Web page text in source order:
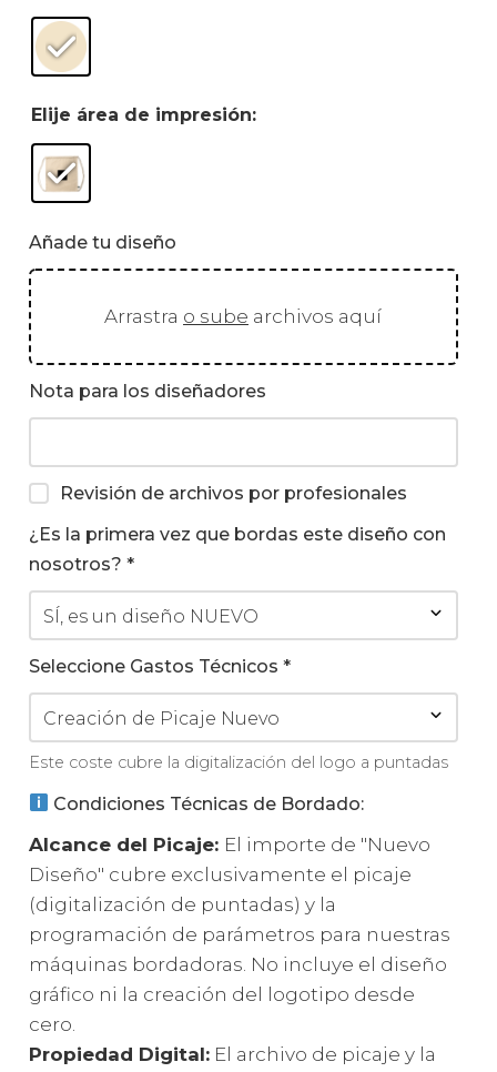
Elije área de impresión:
Añade tu diseño
Arrastra o sube archivos aquí
Nota para los diseñadores
Revisión de archivos por profesionales
¿Es la primera vez que bordas este diseño con
nosotros? *
Seleccione Gastos Técnicos *
Este coste cubre la digitalización del logo a puntadas
Condiciones Técnicas de Bordado:
Alcance del Picaje: El importe de "Nuevo
Diseño" cubre exclusivamente el picaje
(digitalización de puntadas) y la
programación de parámetros para nuestras
máquinas bordadoras. No incluye el diseño
gráfico ni la creación del logotipo desde
cero.
Propiedad Digital:El archivo de picaje y la